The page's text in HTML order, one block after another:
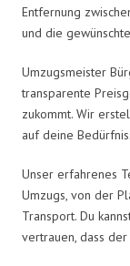
Entfernung
und die
Umzugsmeister
transparente
zukommt. Wir
auf deine
Unser erfahrenes
Umzugs, von der
Transport. Du
vertrauen, dass